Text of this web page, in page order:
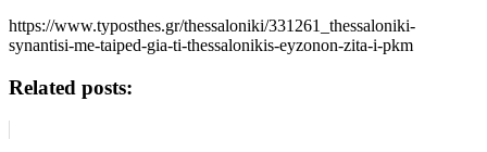
https://www.typosthes.gr/thessaloniki/331261_thessaloniki-
synantisi-me-taiped-gia-ti-thessalonikis-eyzonon-zita-i-pkm
Related posts: